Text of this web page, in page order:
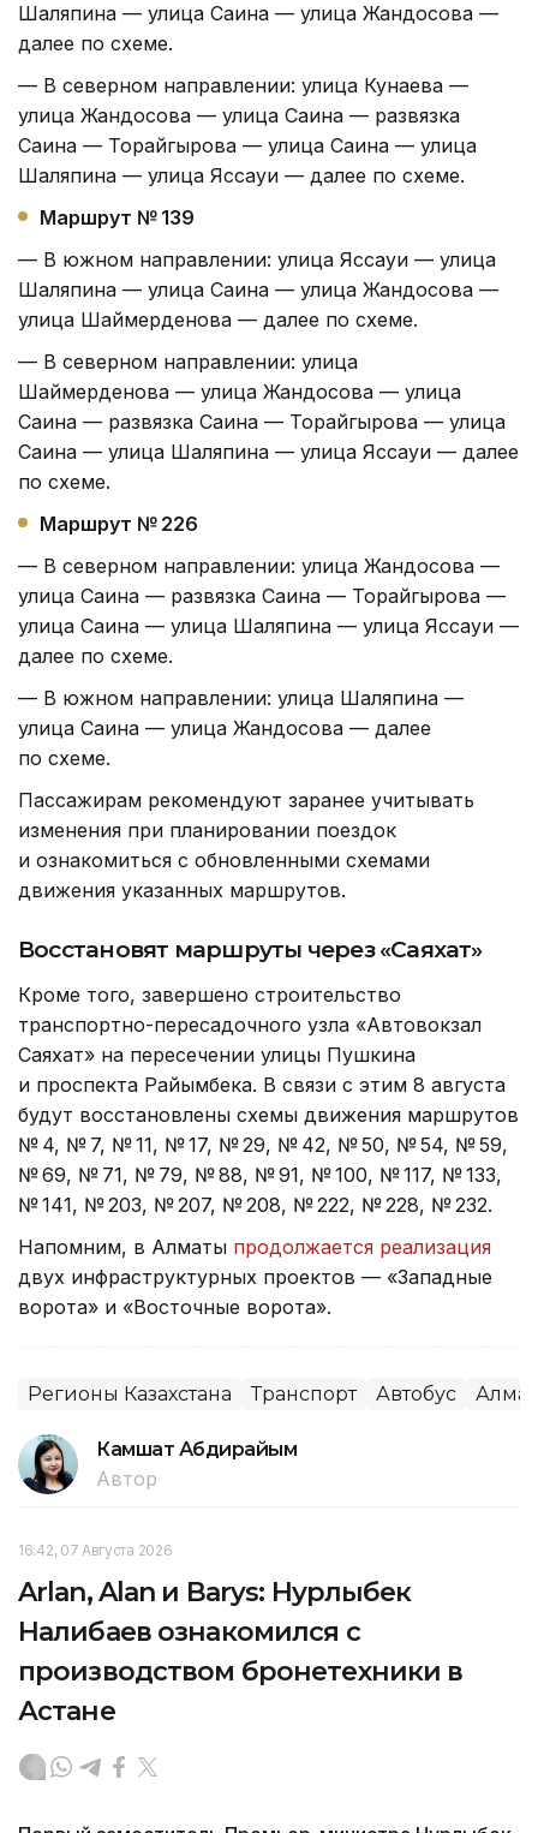
Шаляпина — улица Саина — улица Жандосова —
далее по схеме.
— В северном направлении: улица Кунаева —
улица Жандосова — улица Саина — развязка
Саина — Торайгырова — улица Саина — улица
Шаляпина — улица Яссауи — далее по схеме.
Маршрут № 139
— В южном направлении: улица Яссауи — улица
Шаляпина — улица Саина — улица Жандосова —
улица Шаймерденова — далее по схеме.
— В северном направлении: улица
Шаймерденова — улица Жандосова — улица
Саина — развязка Саина — Торайгырова — улица
Саина — улица Шаляпина — улица Яссауи — далее
по схеме.
Маршрут № 226
— В северном направлении: улица Жандосова —
улица Саина — развязка Саина — Торайгырова —
улица Саина — улица Шаляпина — улица Яссауи —
далее по схеме.
— В южном направлении: улица Шаляпина —
улица Саина — улица Жандосова — далее
по схеме.
Пассажирам рекомендуют заранее учитывать
изменения при планировании поездок
и ознакомиться с обновленными схемами
движения указанных маршрутов.
Восстановят маршруты через «Саяхат»
Кроме того, завершено строительство
транспортно-пересадочного узла «Автовокзал
Саяхат» на пересечении улицы Пушкина
и проспекта Райымбека. В связи с этим 8 августа
будут восстановлены схемы движения маршрутов
№ 4, № 7, № 11, № 17, № 29, № 42, № 50, № 54, № 59,
№ 69, № 71, № 79, № 88, № 91, № 100, № 117, № 133,
№ 141, № 203, № 207, № 208, № 222, № 228, № 232.
Напомним, в Алматы продолжается реализация
двух инфраструктурных проектов — «Западные
ворота» и «Восточные ворота».
Регионы Казахстана Транспорт Автобус
Камшат Абдирайым
Автор
16:42, 07 Августа 2026
Arlan, Alan и Barys: Нурлыбек
Налибаев ознакомился с
производством бронетехники в
Астане